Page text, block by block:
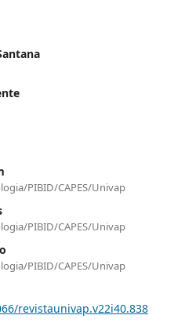
PIBID/CAPES/Univap
PIBID/CAPES/Univap
PIBID/CAPES/Univap
revistaunivap.v22i40.838